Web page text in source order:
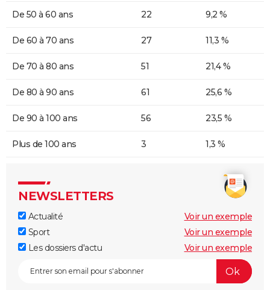
De 50 à 60 ans 22 9,2 %
De 60 à 70 ans 27 11,3 %
De 70 à 80 ans 51 21,4 %
De 80 à 90 ans 61 25,6 %
De 90 à 100 ans 56 23,5 %
Plus de 100 ans 3 1,3 %
NEWSLETTERS
Actualité
Voir un exemple
Sport
Voir un exemple
Les dossiers d'actu
Voir un exemple